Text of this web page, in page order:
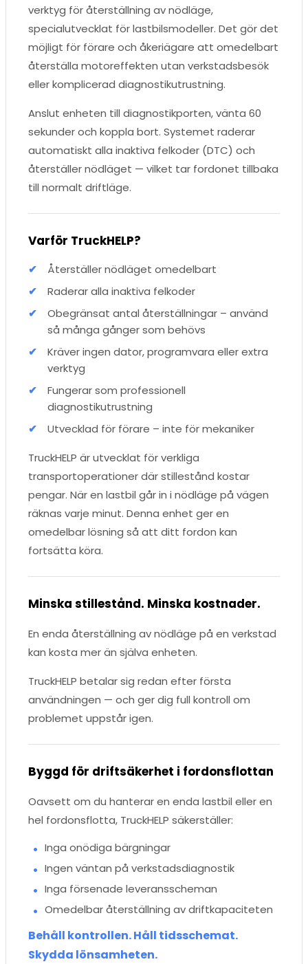
verktyg för återställning av nödläge,
specialutvecklat för lastbilsmodeller. Det gör det
möjligt för förare och åkeriägare att omedelbart
återställa motoreffekten utan verkstadsbesök
eller komplicerad diagnostikutrustning.
Anslut enheten till diagnostikporten, vänta 60
sekunder och koppla bort. Systemet raderar
automatiskt alla inaktiva felkoder (DTC) och
återställer nödläget — vilket tar fordonet tillbaka
till normalt driftläge.
Varför TruckHELP?
Återställer nödläget omedelbart
Raderar alla inaktiva felkoder
Obegränsat antal återställningar – använd
så många gånger som behövs
Kräver ingen dator, programvara eller extra
verktyg
Fungerar som professionell
diagnostikutrustning
Utvecklad för förare – inte för mekaniker
TruckHELP är utvecklat för verkliga
transportoperationer där stillestånd kostar
pengar. När en lastbil går in i nödläge på vägen
räknas varje minut. Denna enhet ger en
omedelbar lösning så att ditt fordon kan
fortsätta köra.
Minska stillestånd. Minska kostnader.
En enda återställning av nödläge på en verkstad
kan kosta mer än själva enheten.
TruckHELP betalar sig redan efter första
användningen — och ger dig full kontroll om
problemet uppstår igen.
Byggd för driftsäkerhet i fordonsflottan
Oavsett om du hanterar en enda lastbil eller en
hel fordonsflotta, TruckHELP säkerställer:
Inga onödiga bärgningar
Ingen väntan på verkstadsdiagnostik
Inga försenade leveransscheman
Omedelbar återställning av driftkapaciteten
Behåll kontrollen. Håll tidsschemat.
Skydda lönsamheten.